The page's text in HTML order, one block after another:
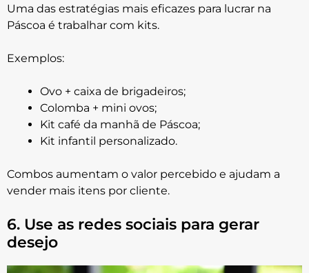
Uma das estratégias mais eficazes para lucrar na
Páscoa é trabalhar com kits.
Exemplos:
Ovo + caixa de brigadeiros;
Colomba + mini ovos;
Kit café da manhã de Páscoa;
Kit infantil personalizado.
Combos aumentam o valor percebido e ajudam a
vender mais itens por cliente.
6. Use as redes sociais para gerar
desejo